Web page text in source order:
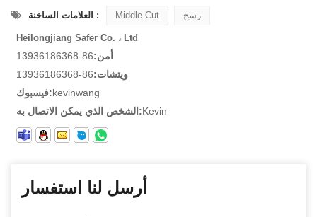
العلامات الساخنة : Middle Cut رسخ
Heilongjiang Safer Co. ، Ltd
أمن:86-13936186368
ويتشات:86-13936186368
فيسبوك:kevinwang
الشخص الذي يمكن الاتصال به:Kevin
أرسل لنا استفسار